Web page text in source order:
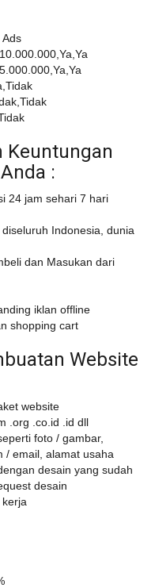
Keuntungan
:
24 jam sehari 7 hari
Indonesia, dunia
dan Masukan dari
iklan offline
shopping cart
Website
website
.org .co.id .id dll
foto / gambar,
/ email, alamat usaha
desain yang sudah
desain